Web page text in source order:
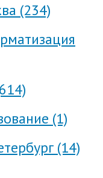
(234)
(1)
(14)